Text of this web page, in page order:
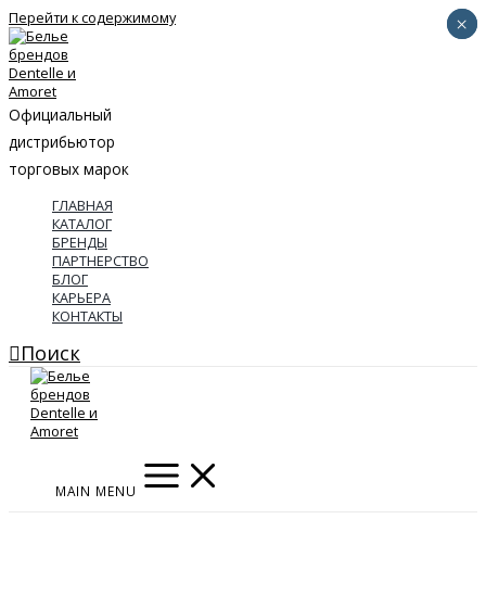
Перейти к содержимому
Официальный
дистрибьютор
торговых марок
ГЛАВНАЯ
КАТАЛОГ
БРЕНДЫ
ПАРТНЕРСТВО
БЛОГ
КАРЬЕРА
КОНТАКТЫ
Поиск
MAIN MENU
×
×